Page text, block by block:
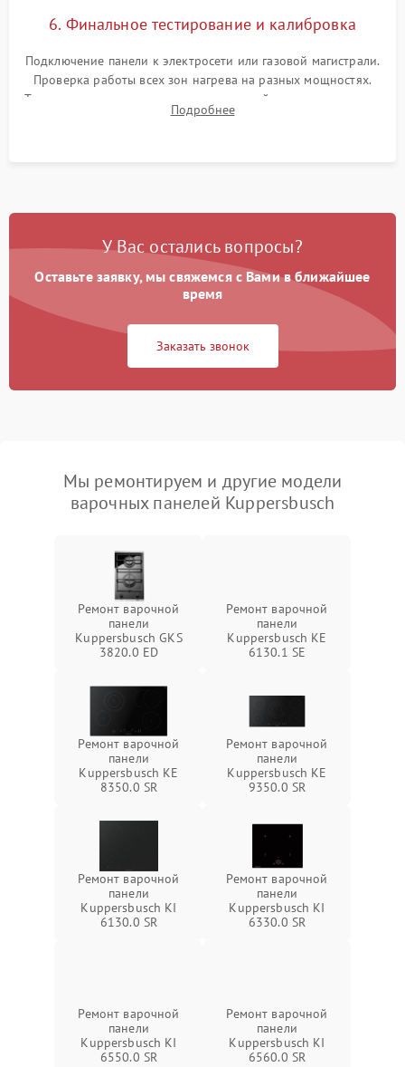
6. Финальное тестирование и калибровка
Подключение панели к электросети или газовой магистрали.
Проверка работы всех зон нагрева на разных мощностях.
Тестирование сенсорного управления, таймера, индикаторов
остаточного тепла и систем защиты от перегрева.
Подробнее
У Вас остались вопросы?
Оставьте заявку, мы свяжемся с Вами в ближайшее
время
Заказать звонок
Мы ремонтируем и другие модели
варочных панелей Kuppersbusch
Ремонт варочной
панели
Kuppersbusch GKS
3820.0 ED
Ремонт варочной
панели
Kuppersbusch KE
6130.1 SE
Ремонт варочной
панели
Kuppersbusch KE
8350.0 SR
Ремонт варочной
панели
Kuppersbusch KE
9350.0 SR
Ремонт варочной
панели
Kuppersbusch KI
6130.0 SR
Ремонт варочной
панели
Kuppersbusch KI
6330.0 SR
Ремонт варочной
панели
Kuppersbusch KI
6550.0 SR
Ремонт варочной
панели
Kuppersbusch KI
6560.0 SR